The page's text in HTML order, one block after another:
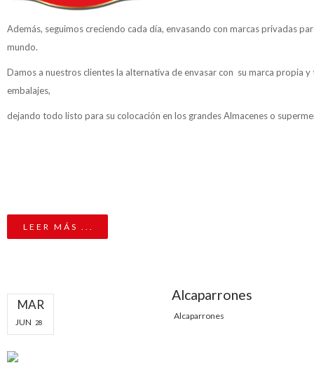
Además, seguimos creciendo cada día, envasando con marcas privadas
mundo.
Damos a nuestros clientes la alternativa de envasar con su marca propia
embalajes,
dejando todo listo para su colocación en los grandes Almacenes o
LEER MÁS ...
MAR
JUN 28
Alcaparrones
Alcaparrones